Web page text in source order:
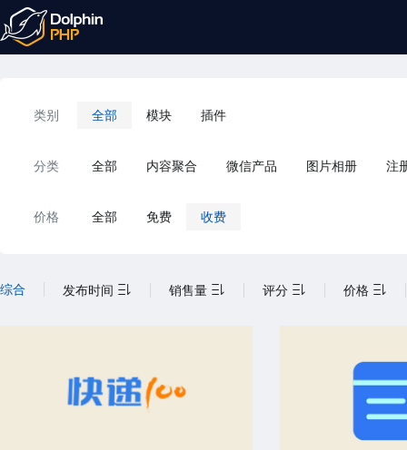
类别 全部 模块 插件
分类 全部 内容聚合 微信产品 图片相册 注
价格 全部 免费 收费
综合 发布时间 销售量 评分 价格